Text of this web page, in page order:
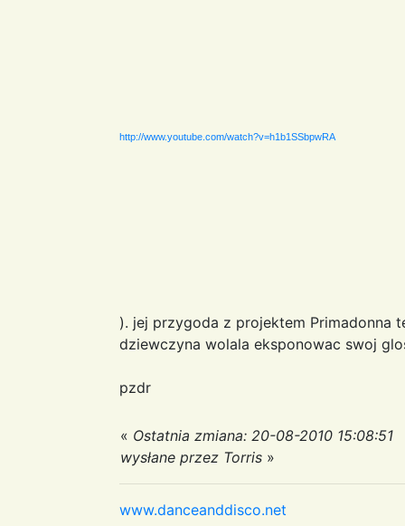
http://www.youtube.com/watch?v=h1b1SSbpwRA
). jej przygoda z projektem Primadonna
dziewczyna wolala eksponowac swoj
pzdr
« Ostatnia zmiana: 20-08-2010 15:08:51
wysłane przez Torris »
www.danceanddisco.net